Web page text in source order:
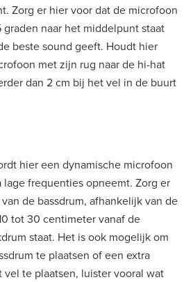
Zorg er hier voor dat de microfoon
naar het middelpunt staat
beste sound geeft. Houdt hier
met zijn rug naar de hi-hat
dan 2 cm bij het vel in de buurt
hier een dynamische microfoon
frequenties opneemt. Zorg er
de bassdrum, afhankelijk van de
tot 30 centimeter vanaf de
staat. Het is ook mogelijk om
te plaatsen of een extra
te plaatsen, luister vooral wat